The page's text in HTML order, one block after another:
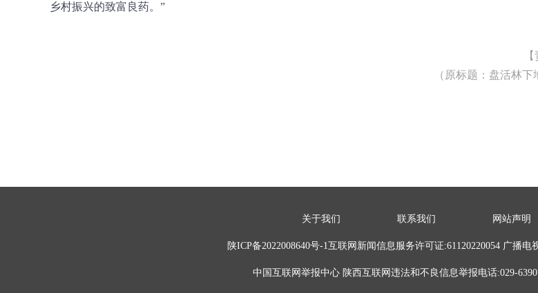
乡村振兴的致富良药。”
（原标题：盘活林下
关于我们 联系我们 网站声明
陕ICP备2022008640号-1互联网新闻信息服务许可证:61120220054 广播
中国互联网举报中心 陕西互联网违法和不良信息举报电话:029-